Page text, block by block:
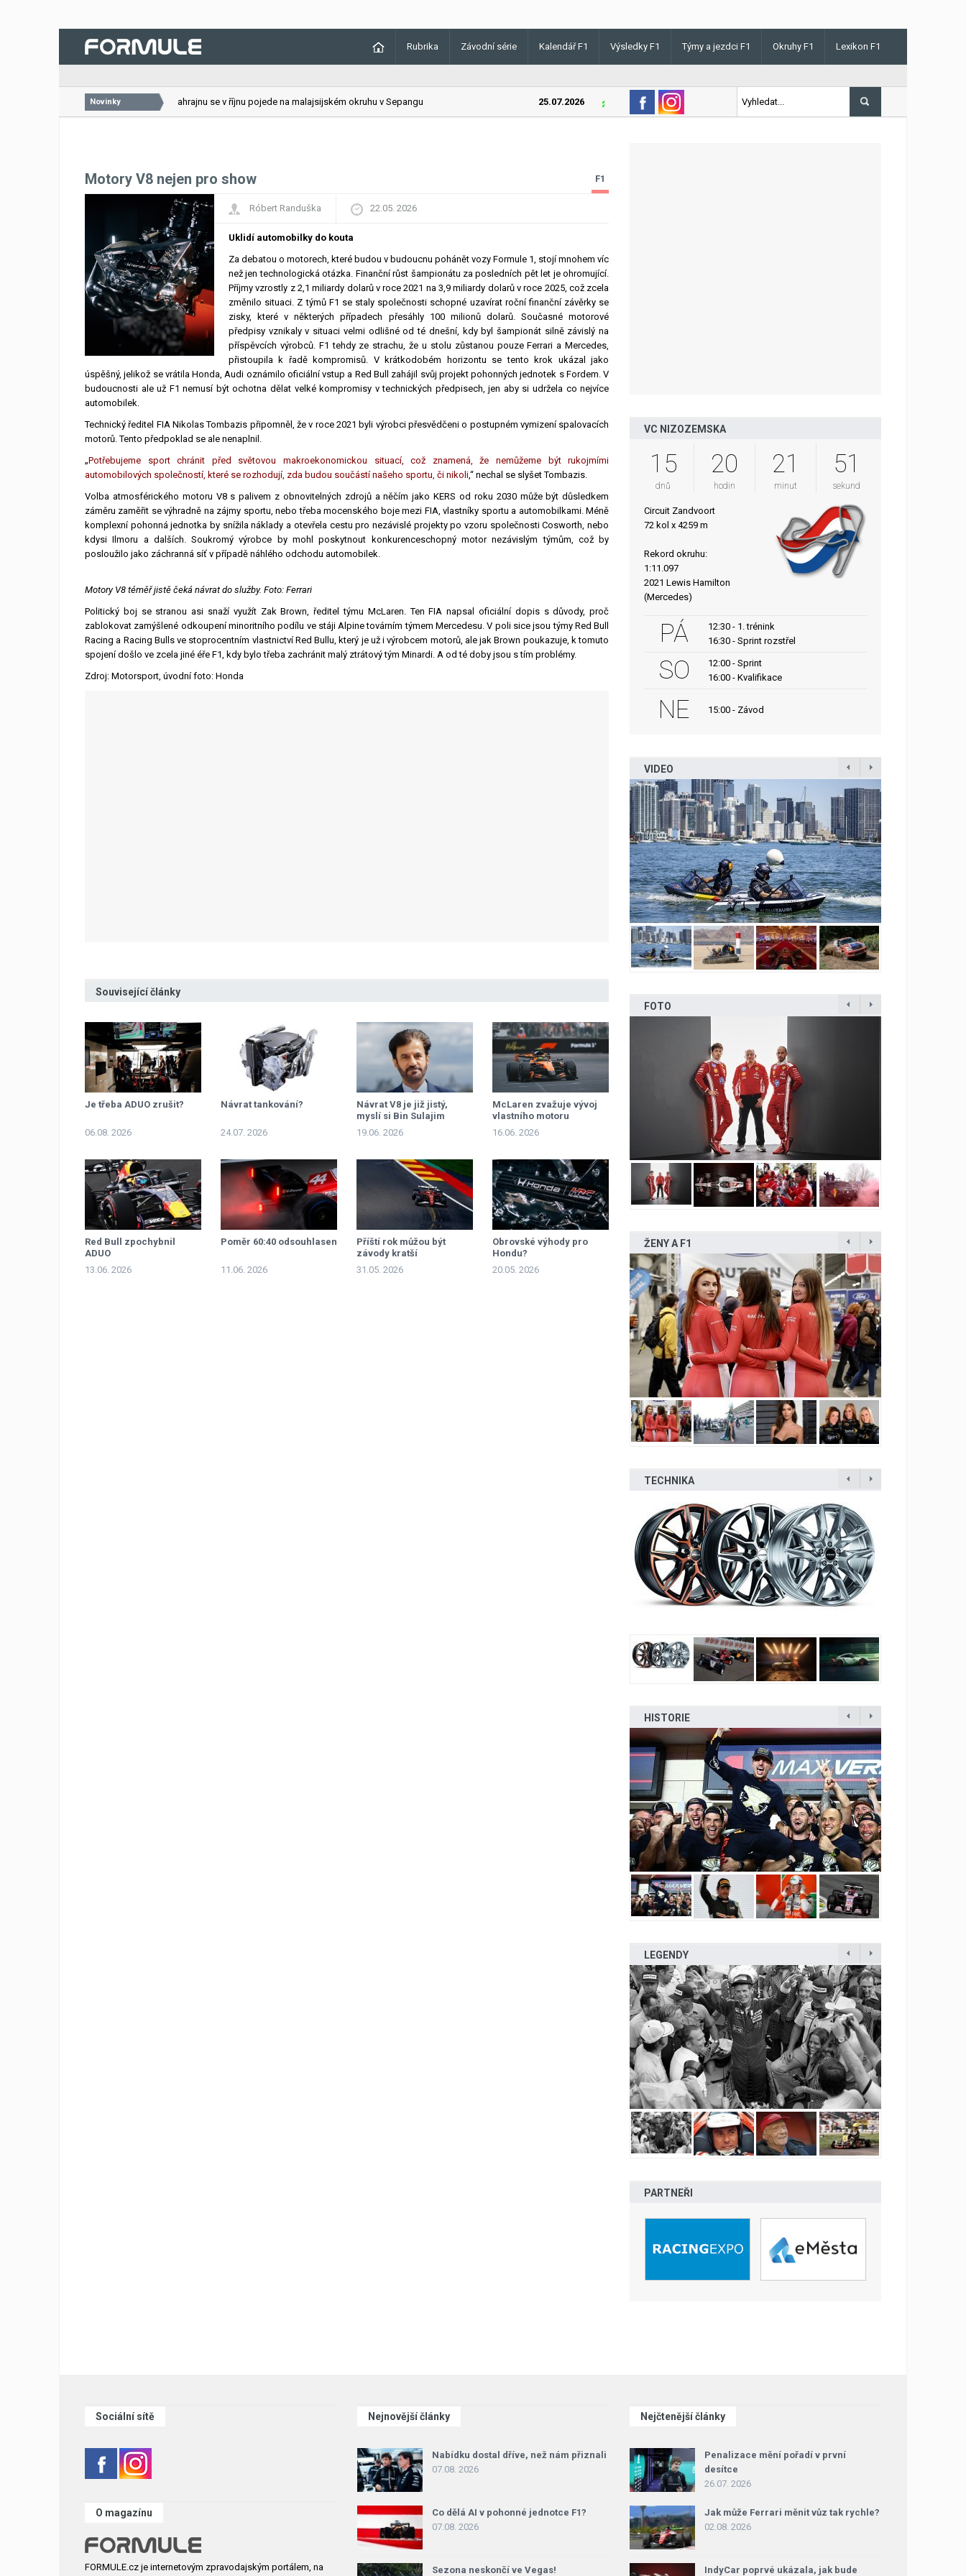
Rubrika Závodní série Kalendář F1 Výsledky F1 Týmy a jezdci F1 Okruhy F1 Lexikon F1
Novinky
26.07.2026 VC Bahrajnu se v říjnu pojede na malajsijském okruhu v Sepangu 25.07.2026 Lando Norris v Maďarsku letos poprvé vyhrál kvalifikaci
Motory V8 nejen pro show F1
Róbert Randuška 22.05. 2026
Uklidí automobilky do kouta
Za debatou o motorech, které budou v budoucnu pohánět vozy Formule 1, stojí mnohem víc
než jen technologická otázka. Finanční růst šampionátu za posledních pět let je ohromující.
Příjmy vzrostly z 2,1 miliardy dolarů v roce 2021 na 3,9 miliardy dolarů v roce 2025, což zcela
změnilo situaci. Z týmů F1 se staly společnosti schopné uzavírat roční finanční závěrky se
zisky, které v některých případech přesáhly 100 milionů dolarů. Současné motorové
předpisy vznikaly v situaci velmi odlišné od té dnešní, kdy byl šampionát silně závislý na
příspěvcích výrobců. F1 tehdy ze strachu, že u stolu zůstanou pouze Ferrari a Mercedes,
přistoupila k řadě kompromisů. V krátkodobém horizontu se tento krok ukázal jako
úspěšný, jelikož se vrátila Honda, Audi oznámilo oficiální vstup a Red Bull zahájil svůj projekt pohonných jednotek s Fordem. V
budoucnosti ale už F1 nemusí být ochotna dělat velké kompromisy v technických předpisech, jen aby si udržela co nejvíce
automobilek.
Technický ředitel FIA Nikolas Tombazis připomněl, že v roce 2021 byli výrobci přesvědčeni o postupném vymizení spalovacích
motorů. Tento předpoklad se ale nenaplnil.
„Potřebujeme sport chránit před světovou makroekonomickou situací, což znamená, že nemůžeme být rukojmími
automobilových společností, které se rozhodují, zda budou součástí našeho sportu, či nikoli,“ nechal se slyšet Tombazis.
Volba atmosférického motoru V8 s palivem z obnovitelných zdrojů a něčím jako KERS od roku 2030 může být důsledkem
záměru zaměřit se výhradně na zájmy sportu, nebo třeba mocenského boje mezi FIA, vlastníky sportu a automobilkami. Méně
komplexní pohonná jednotka by snížila náklady a otevřela cestu pro nezávislé projekty po vzoru společnosti Cosworth, nebo
kdysi Ilmoru a dalších. Soukromý výrobce by mohl poskytnout konkurenceschopný motor nezávislým týmům, což by
posloužilo jako záchranná síť v případě náhlého odchodu automobilek.
Motory V8 téměř jistě čeká návrat do služby. Foto: Ferrari
Politický boj se stranou asi snaží využít Zak Brown, ředitel týmu McLaren. Ten FIA napsal oficiální dopis s důvody, proč
zablokovat zamýšlené odkoupení minoritního podílu ve stáji Alpine továrním týmem Mercedesu. V poli sice jsou týmy Red Bull
Racing a Racing Bulls ve stoprocentním vlastnictví Red Bullu, který je už i výrobcem motorů, ale jak Brown poukazuje, k tomuto
spojení došlo ve zcela jiné éře F1, kdy bylo třeba zachránit malý ztrátový tým Minardi. A od té doby jsou s tím problémy.
Zdroj: Motorsport, úvodní foto: Honda
Související články
Je třeba ADUO zrušit?
06.08. 2026
Návrat tankování?
24.07. 2026
Návrat V8 je již jistý,
myslí si Bin Sulajim
19.06. 2026
McLaren zvažuje vývoj
vlastního motoru
16.06. 2026
Red Bull zpochybnil
ADUO
13.06. 2026
Poměr 60:40 odsouhlasen
11.06. 2026
Příští rok můžou být
závody kratší
31.05. 2026
Obrovské výhody pro
Hondu?
20.05. 2026
VC NIZOZEMSKA
15
dnů
20
hodin
21
minut
50
sekund
Circuit Zandvoort
72 kol x 4259 m
Rekord okruhu:
1:11.097
2021 Lewis Hamilton
(Mercedes)
PÁ
12:30 - 1. trénink
16:30 - Sprint rozstřel
SO
12:00 - Sprint
16:00 - Kvalifikace
NE 15:00 - Závod
VIDEO
FOTO
ŽENY A F1
TECHNIKA
HISTORIE
LEGENDY
PARTNEŘI
Sociální sítě
O magazínu
FORMULE.cz je internetovým zpravodajským portálem, na
Nejnovější články
Nabídku dostal dříve, než nám přiznali
07.08. 2026
Co dělá AI v pohonné jednotce F1?
07.08. 2026
Sezona neskončí ve Vegas!
Nejčtenější články
Penalizace mění pořadí v první
desítce
26.07. 2026
Jak může Ferrari měnit vůz tak rychle?
02.08. 2026
IndyCar poprvé ukázala, jak bude